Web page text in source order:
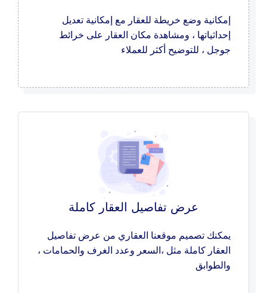
إمكانية وضع خريطة للعقار مع إمكانية تعديل
إحداثياتها ، ومشاهدة مكان العقار على خرائط
جوجل ، للتوضيح أكثر للعملاء
عرض تفاصيل العقار كاملة
يمكنك تصميم موقعنا العقاري من عرض تفاصيل
العقار كاملة مثل ،السعر وعدد الغرف والحمامات ،
والطوابق